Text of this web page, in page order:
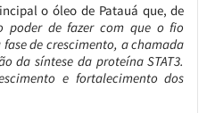
o óleo de Patauá que, de
poder de fazer com que o fio
de crescimento, a chamada
da síntese da proteína STAT3.
e fortalecimento dos